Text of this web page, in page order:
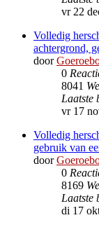
vr 22
Volledig
achtergrond,
door
0
8041
Laatste
vr 17
Volledig
gebruik van
door
0
8169
Laatste
di 17